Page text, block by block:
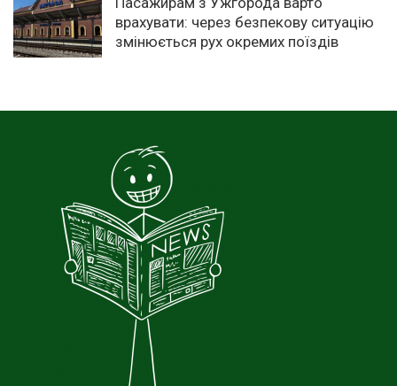
врахувати: через безпекову ситуацію
змінюється рух окремих поїздів